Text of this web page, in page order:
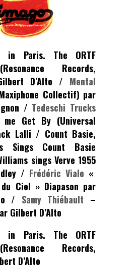
in Paris. The ORTF
Records,
D’Alto / Mental
Collectif) par
/ Tedeschi Trucks
Get By (Universal
Lalli / Count Basie,
Sings Count Basie
sings Verve 1955
/ Frédéric Viale «
Ciel » Diapason par
/ Samy Thiébault –
Gilbert D’Alto
in Paris. The ORTF
Records,
D’Alto